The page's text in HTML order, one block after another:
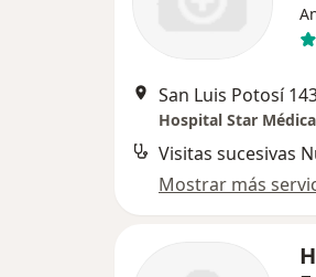
San Luis Potosí
Hospital Star
Visitas sucesivas
Mostrar más